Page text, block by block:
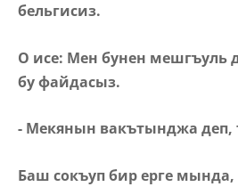
бельгисиз.
О исе: Мен бунен мешгъуль
бу файдасыз.
- Мекянын вакътынджа деп,
Баш сокъуп бир ерге